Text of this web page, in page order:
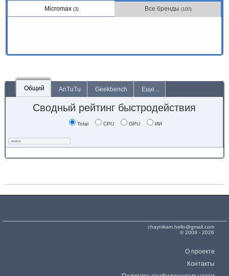
Micromax (3) Все бренды (100)
Общий AnTuTu Geekbench Еще...
Сводный рейтинг быстродействия
Total CPU GPU ИИ
chaynikam.hello@gmail.com
© 2009 - 2026
О проекте
Контакты